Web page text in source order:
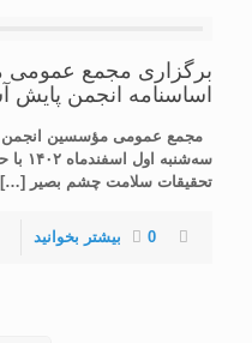
برگزاری مجمع
اساسنامه انجمن
مجمع عمومی مؤسسین انجمن
تحقیقات سلامت چشم بصیر
[…]
0 بیشتر بخوانید